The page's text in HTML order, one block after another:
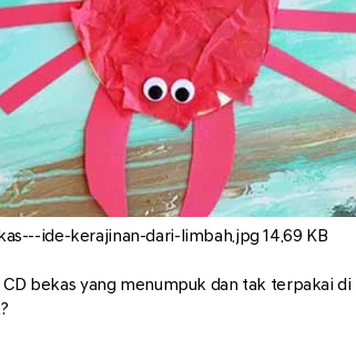
ide-kerajinan-dari-limbah.jpg 14.69 KB
bekas yang menumpuk dan tak terpakai